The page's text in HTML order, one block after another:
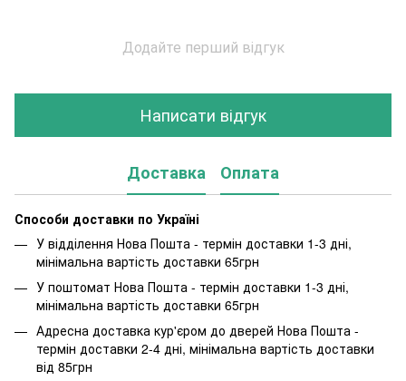
Додайте перший відгук
Написати відгук
Доставка Оплата
Способи доставки по Україні
У відділення Нова Пошта - термін доставки 1-3 дні,
мінімальна вартість доставки 65грн
У поштомат Нова Пошта - термін доставки 1-3 дні,
мінімальна вартість доставки 65грн
Адресна доставка кур'єром до дверей Нова Пошта -
термін доставки 2-4 дні, мінімальна вартість доставки
від 85грн